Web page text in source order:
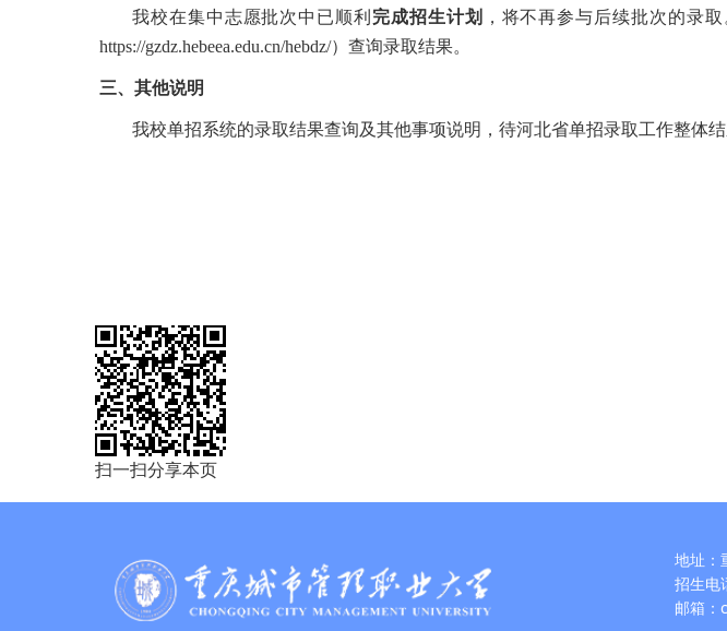
我校在集中志愿批次中已顺利 完成招生计划 ，将不再参与后续批次的录
https://gzdz.hebeea.edu.cn/hebdz/）查询录取结果。
三、其他说明
我校单招系统的录取结果查询及其他事项说明，待河北省单招录取工作整体结
扫一扫分享本页
地址：
招生电
邮箱：